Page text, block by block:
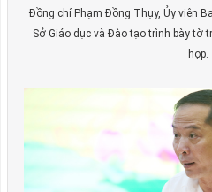
Đồng chí Phạm Đồng Thụy, Ủy viên
Sở Giáo dục và Đào tạo trình bày tờ
họp.